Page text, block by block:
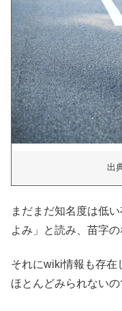
出
まだまだ知名度は低
よみ」と読み、苗字
それにwiki情報も存在
ほとんどみられないの